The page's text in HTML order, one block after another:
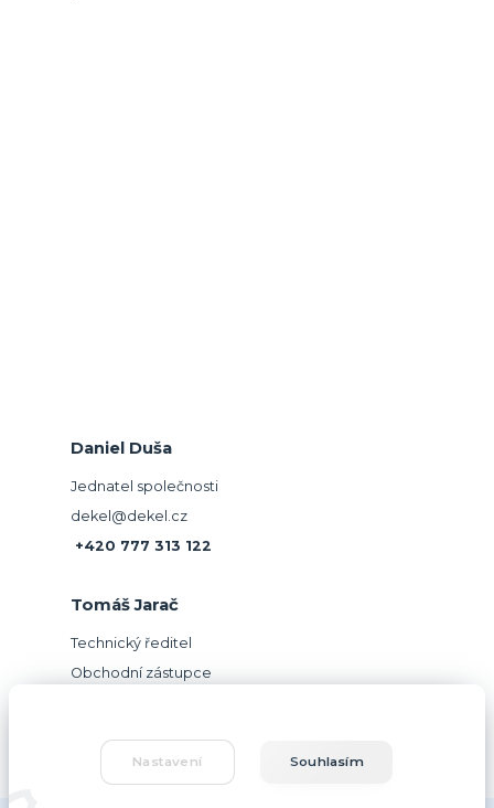
Daniel Duša
Jednatel společnosti
dekel@dekel.cz
+420 777 313 122
Tomáš Jarač
Technický ředitel
Obchodní zástupce
Nastavení Souhlasím